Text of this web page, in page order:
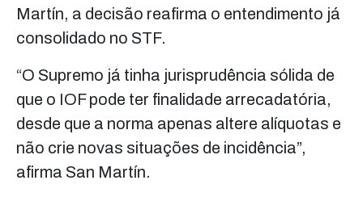
Martín, a decisão reafirma o entendimento já
consolidado no STF.
“O Supremo já tinha jurisprudência sólida de
que o IOF pode ter finalidade arrecadatória,
desde que a norma apenas altere alíquotas e
não crie novas situações de incidência”,
afirma San Martín.